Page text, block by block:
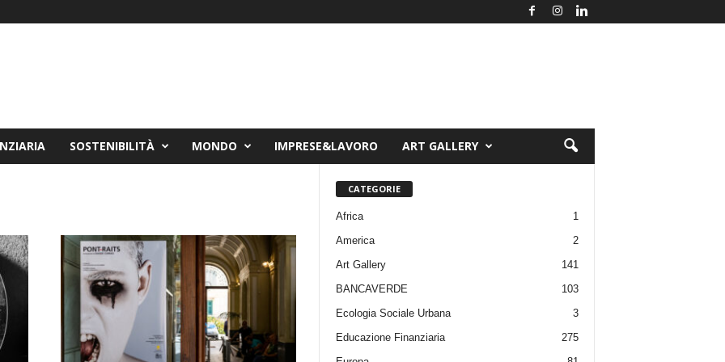
SOSTENIBILITÀ MONDO IMPRESE&LAVORO ART GALLERY
CATEGORIE
Africa
1
America
2
Art Gallery
141
BANCAVERDE
103
Ecologia Sociale Urbana
3
Educazione Finanziaria
275